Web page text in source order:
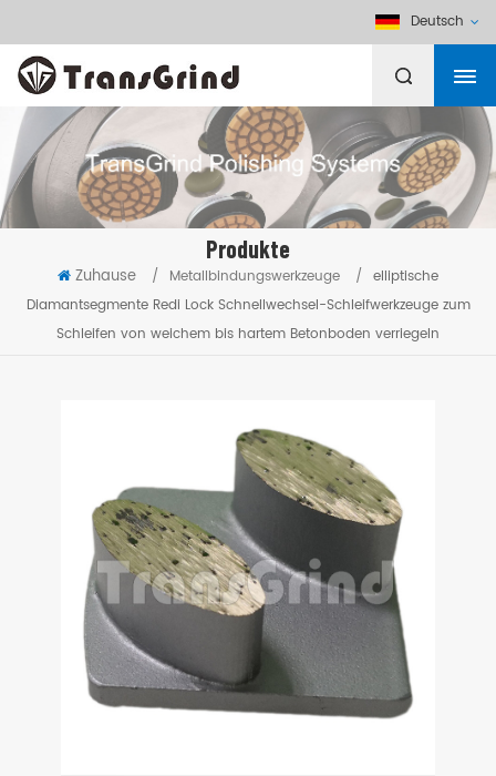
Deutsch
Produkte
Zuhause / Metallbindungswerkzeuge / elliptische
Diamantsegmente Redi Lock Schnellwechsel-Schleifwerkzeuge zum
Schleifen von weichem bis hartem Betonboden verriegeln